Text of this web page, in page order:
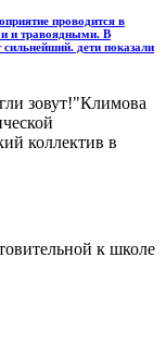
проводится в
и травоядными. В
дети показали
зовут!"Климова
коллектив в
к школе